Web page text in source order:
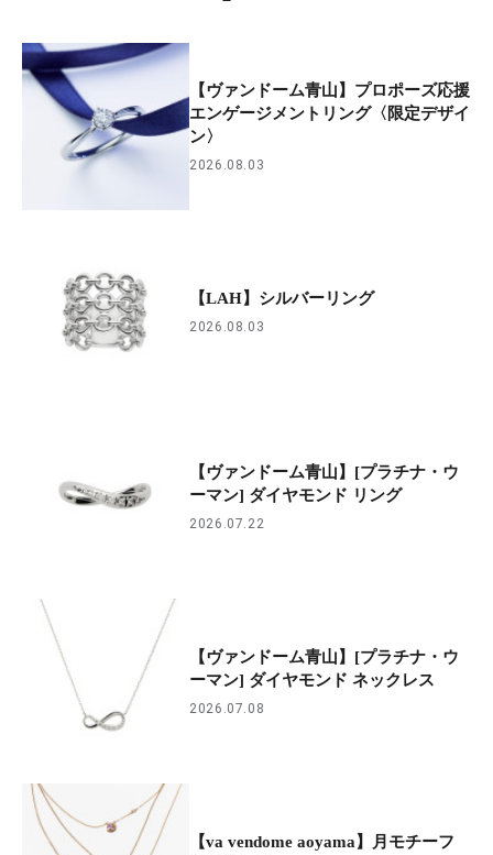
【ヴァンドーム青山】プロポーズ応援
エンゲージメントリング〈限定デザイ
ン〉
2026.08.03
【LAH】シルバーリング
2026.08.03
【ヴァンドーム青山】[プラチナ・ウ
ーマン] ダイヤモンド リング
2026.07.22
【ヴァンドーム青山】[プラチナ・ウ
ーマン] ダイヤモンド ネックレス
2026.07.08
【va vendome aoyama】月モチーフ